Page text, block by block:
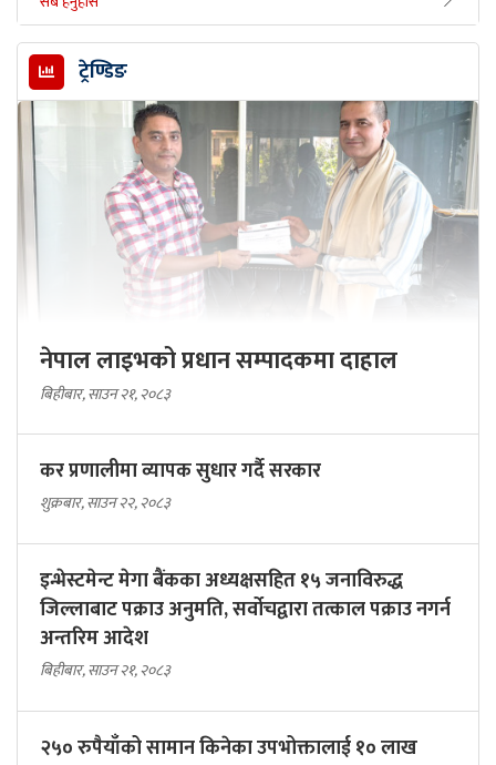
सबै हेर्नुहोस
ट्रेण्डिङ
नेपाल लाइभको प्रधान सम्पादकमा दाहाल
बिहीबार, साउन २१, २०८३
कर प्रणालीमा व्यापक सुधार गर्दै सरकार
शुक्रबार, साउन २२, २०८३
इन्भेस्टमेन्ट मेगा बैंकका अध्यक्षसहित १५ जनाविरुद्ध
जिल्लाबाट पक्राउ अनुमति, सर्वोचद्वारा तत्काल पक्राउ नगर्न
अन्तरिम आदेश
बिहीबार, साउन २१, २०८३